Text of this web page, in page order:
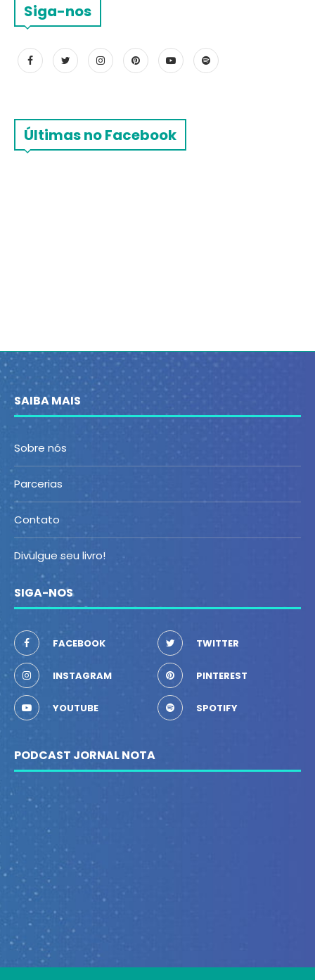
Siga-nos
Últimas no Facebook
SAIBA MAIS
Sobre nós
Parcerias
Contato
Divulgue seu livro!
SIGA-NOS
FACEBOOK TWITTER
INSTAGRAM PINTEREST
YOUTUBE SPOTIFY
PODCAST JORNAL NOTA